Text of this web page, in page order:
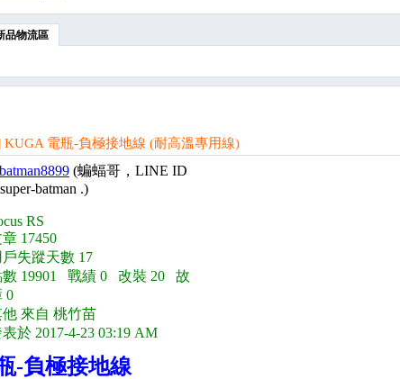
品物流區
KUGA 電瓶-負極接地線 (耐高溫專用線)
batman8899 (蝙蝠哥，LINE ID
batman .)
RS
17450
戶失蹤天數 17
數 19901 戰績 0 改裝 20 故
0
他 來自 桃竹苗
於 2017-4-23 03:19 AM
-負極接地線